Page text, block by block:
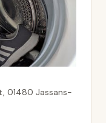
01480 Jassans-